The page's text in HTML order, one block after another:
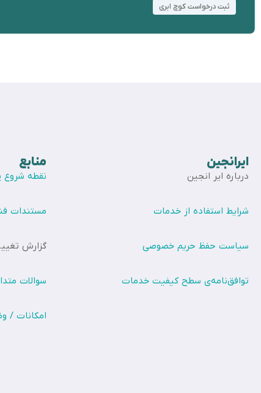
ثبت درخواست کوچ ابری
ایرانجین
درباره ایر انجین
شرایط استفاده از خدمات
سیاست حفظ حریم خصوصی
توافق‌نامه‌ی سطح کیفیت خدمات
منابع
نقطه شروع
مستندات
گزارش
سوالات
امکانات